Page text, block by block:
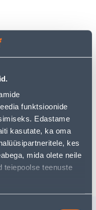
funktsioonide
Edastame
kasutate, ka oma
kes
mida olete neile
teiepoolse teenuste
3143.
ja mustust hülgav.